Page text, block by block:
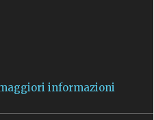
informazioni